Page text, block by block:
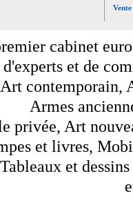
Vente
cabinet
et de
contemporain,
Armes
privée, Art
et livres,
et